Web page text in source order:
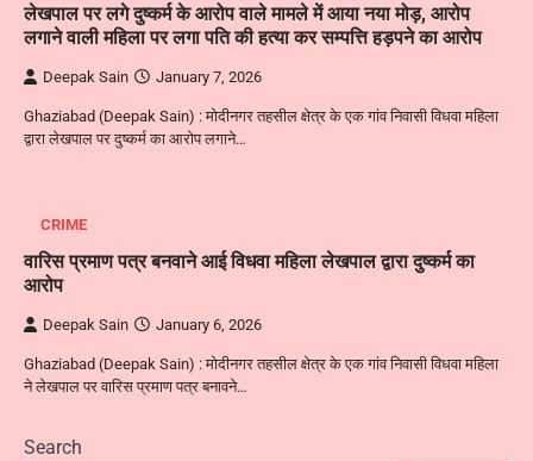
लेखपाल पर लगे दुष्कर्म के आरोप वाले मामले में आया नया मोड़, आरोप
लगाने वाली महिला पर लगा पति की हत्या कर सम्पत्ति हड़पने का आरोप
Deepak Sain January 7, 2026
Ghaziabad (Deepak Sain) : मोदीनगर तहसील क्षेत्र के एक गांव निवासी विधवा महिला
द्वारा लेखपाल पर दुष्कर्म का आरोप लगाने…
CRIME
वारिस प्रमाण पत्र बनवाने आई विधवा महिला लेखपाल द्वारा दुष्कर्म का
आरोप
Deepak Sain January 6, 2026
Ghaziabad (Deepak Sain) : मोदीनगर तहसील क्षेत्र के एक गांव निवासी विधवा महिला
ने लेखपाल पर वारिस प्रमाण पत्र बनावने…
Search